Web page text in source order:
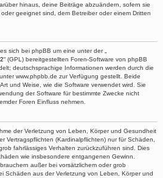
hinaus, deine Beiträge abzuändern, sofern sie
geeignet sind, dem Betreiber oder einem Dritten
sich bei phpBB um eine unter der „
“ (GPL) bereitgestellten Foren-Software von phpBB
deutschsprachige Informationen werden durch die
www.phpbb.de zur Verfügung gestellt. Beide
und Weise, wie die Software verwendet wird. Sie
der Software für bestimmte Zwecke nicht
Foren Einfluss nehmen.
der Verletzung von Leben, Körper und Gesundheit
Vertragspflichten (Kardinalpflichten) nur für Schäden,
fahrlässiges Verhalten zurückzuführen sind. Dies
wie insbesondere entgangenen Gewinn.
außer bei vorsätzlichem oder grob
Schäden aus der Verletzung von Leben, Körper und